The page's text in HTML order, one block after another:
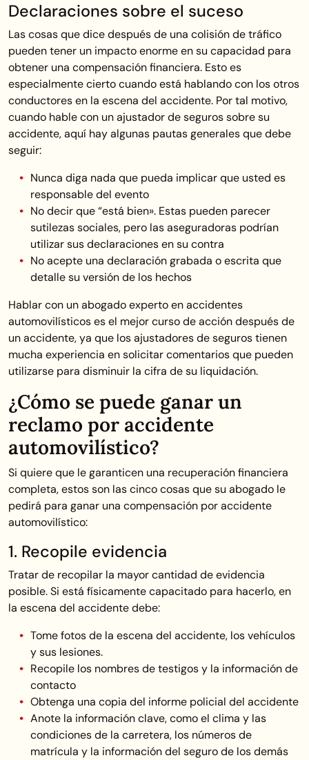
Declaraciones sobre el suceso
Las cosas que dice después de una colisión de tráfico
pueden tener un impacto enorme en su capacidad para
obtener una compensación financiera. Esto es
especialmente cierto cuando está hablando con los otros
conductores en la escena del accidente. Por tal motivo,
cuando hable con un ajustador de seguros sobre su
accidente, aquí hay algunas pautas generales que debe
seguir:
Nunca diga nada que pueda implicar que usted es
responsable del evento
No decir que “está bien». Estas pueden parecer
sutilezas sociales, pero las aseguradoras podrían
utilizar sus declaraciones en su contra
No acepte una declaración grabada o escrita que
detalle su versión de los hechos
Hablar con un abogado experto en accidentes
automovilísticos es el mejor curso de acción después de
un accidente, ya que los ajustadores de seguros tienen
mucha experiencia en solicitar comentarios que pueden
utilizarse para disminuir la cifra de su liquidación.
¿Cómo se puede ganar un
reclamo por accidente
automovilístico?
Si quiere que le garanticen una recuperación financiera
completa, estos son las cinco cosas que su abogado le
pedirá para ganar una compensación por accidente
automovilístico:
1. Recopile evidencia
Tratar de recopilar la mayor cantidad de evidencia
posible. Si está físicamente capacitado para hacerlo, en
la escena del accidente debe:
Tome fotos de la escena del accidente, los vehículos
y sus lesiones.
Recopile los nombres de testigos y la información de
contacto
Obtenga una copia del informe policial del accidente
Anote la información clave, como el clima y las
condiciones de la carretera, los números de
matrícula y la información del seguro de los demás